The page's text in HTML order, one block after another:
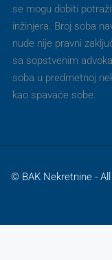
se mogu dobiti
inžinjera. Broj soba
nude nije pravni
sa sopstvenim
soba u predmetnoj
kao spavaće sobe.
© BAK Nekretnine -